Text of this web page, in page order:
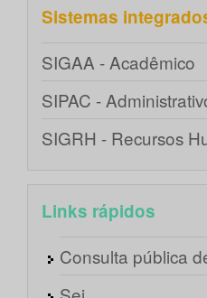
Sistemas
SIGAA - Acadêmico
SIPAC -
SIGRH - Recursos
Links rápidos
Consulta pública